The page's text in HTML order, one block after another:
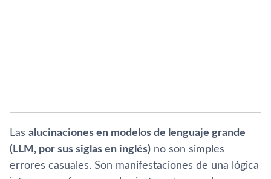
Las alucinaciones en modelos de lenguaje grande
(LLM, por sus siglas en inglés) no son simples
errores casuales. Son manifestaciones de una lógica